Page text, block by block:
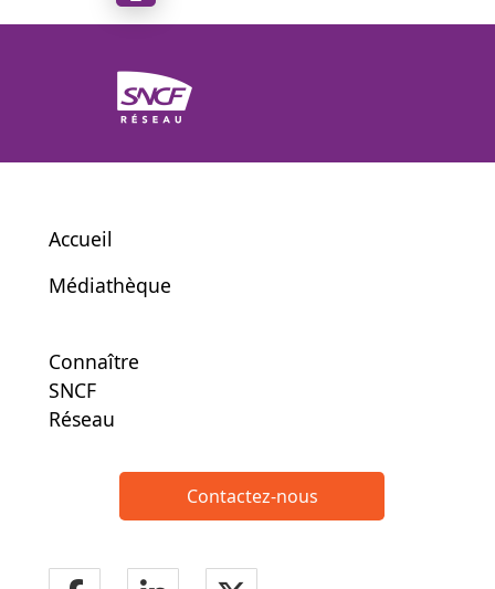
Accueil
Médiathèque
Connaître
SNCF
Réseau
Contactez-nous